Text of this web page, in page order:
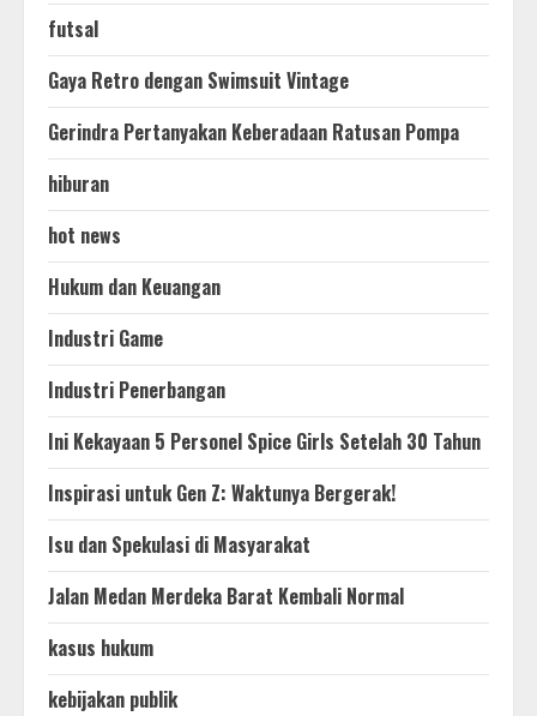
futsal
Gaya Retro dengan Swimsuit Vintage
Gerindra Pertanyakan Keberadaan Ratusan Pompa
hiburan
hot news
Hukum dan Keuangan
Industri Game
Industri Penerbangan
Ini Kekayaan 5 Personel Spice Girls Setelah 30 Tahun
Inspirasi untuk Gen Z: Waktunya Bergerak!
Isu dan Spekulasi di Masyarakat
Jalan Medan Merdeka Barat Kembali Normal
kasus hukum
kebijakan publik